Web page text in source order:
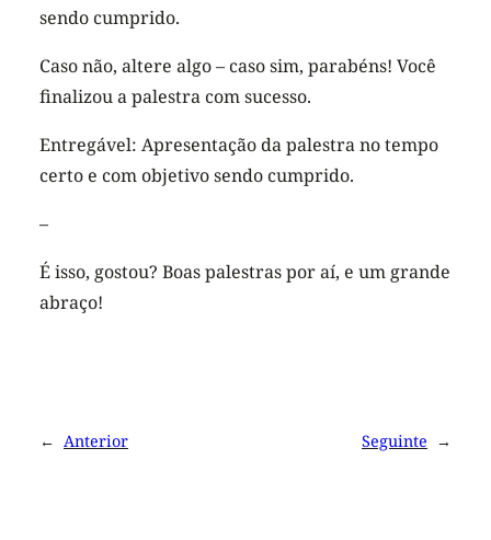
sendo cumprido.
Caso não, altere algo – caso sim, parabéns! Você
finalizou a palestra com sucesso.
Entregável: Apresentação da palestra no tempo
certo e com objetivo sendo cumprido.
–
É isso, gostou? Boas palestras por aí, e um grande
abraço!
← Anterior Seguinte →